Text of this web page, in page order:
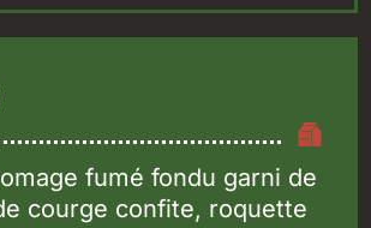
fumé fondu garni de
courge confite, roquette